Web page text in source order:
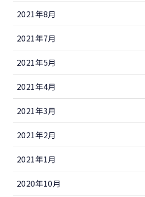
2021年8月
2021年7月
2021年5月
2021年4月
2021年3月
2021年2月
2021年1月
2020年10月